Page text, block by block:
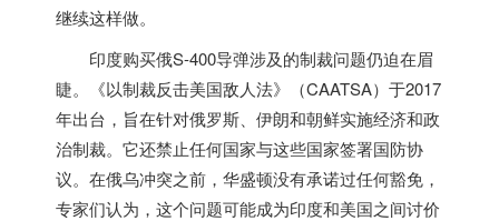
继续这样做。
印度购买俄S-400导弹涉及的制裁问题仍迫在眉
睫。《以制裁反击美国敌人法》（CAATSA）于2017
年出台，旨在针对俄罗斯、伊朗和朝鲜实施经济和政
治制裁。它还禁止任何国家与这些国家签署国防协
议。在俄乌冲突之前，华盛顿没有承诺过任何豁免，
专家们认为，这个问题可能成为印度和美国之间讨价